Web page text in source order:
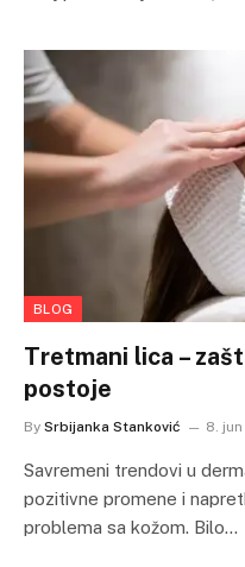
BLOG
Tretmani lica –
postoje
By Srbijanka Stanković 8.
Savremeni trendovi u
pozitivne promene i
problema sa kožom. Bilo…